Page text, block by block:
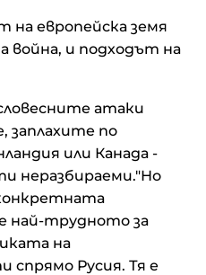
на европейска земя
война, и подходът на
атаки
заплахите по
или Канада -
неразбираеми."Но
най-трудното за
на
Русия. Тя е